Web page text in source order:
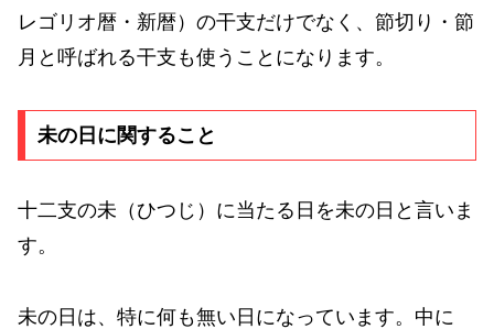
レゴリオ暦・新暦）の干支だけでなく、節切り・節
月と呼ばれる干支も使うことになります。
未の日に関すること
十二支の未（ひつじ）に当たる日を未の日と言いま
す。
未の日は、特に何も無い日になっています。中に